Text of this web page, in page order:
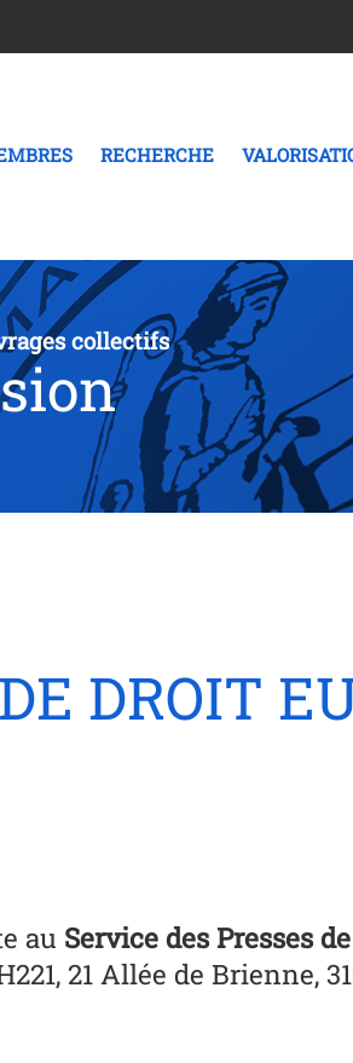
RECHERCHE
collectifs
DROIT
au Service des Presses
21 Allée de Brienne,